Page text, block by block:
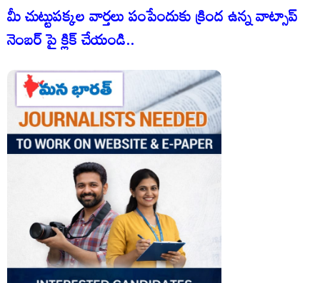
మీ చుట్టుపక్కల వార్తలు పంపేందుకు క్రింద ఉన్న వాట్సాప్
నెంబర్ పై క్లిక్ చేయండి..